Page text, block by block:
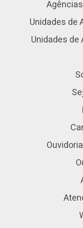
Unidades de
Unidades